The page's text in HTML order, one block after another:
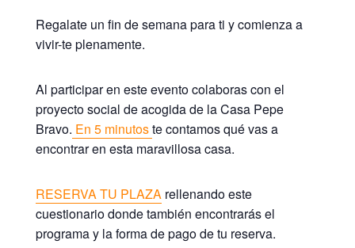
Regalate un fin de semana para ti y comienza a
vivir-te plenamente.
Al participar en este evento colaboras con el
proyecto social de acogida de la Casa Pepe
Bravo. En 5 minutoste contamos qué vas a
encontrar en esta maravillosa casa.
RESERVA TU PLAZArellenando este
cuestionario donde también encontrarás el
programa y la forma de pago de tu reserva.